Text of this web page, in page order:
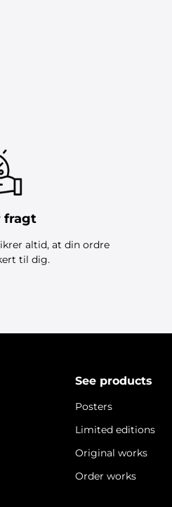
fragt
altid, at din ordre
til dig.
See products
Posters
Limited editions
Original works
Order works